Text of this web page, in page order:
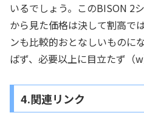
いるでしょう。このBISON 2
から見た価格は決して割高で
ンも比較的おとなしいものに
ばず、必要以上に目立たず（w
4.関連リンク